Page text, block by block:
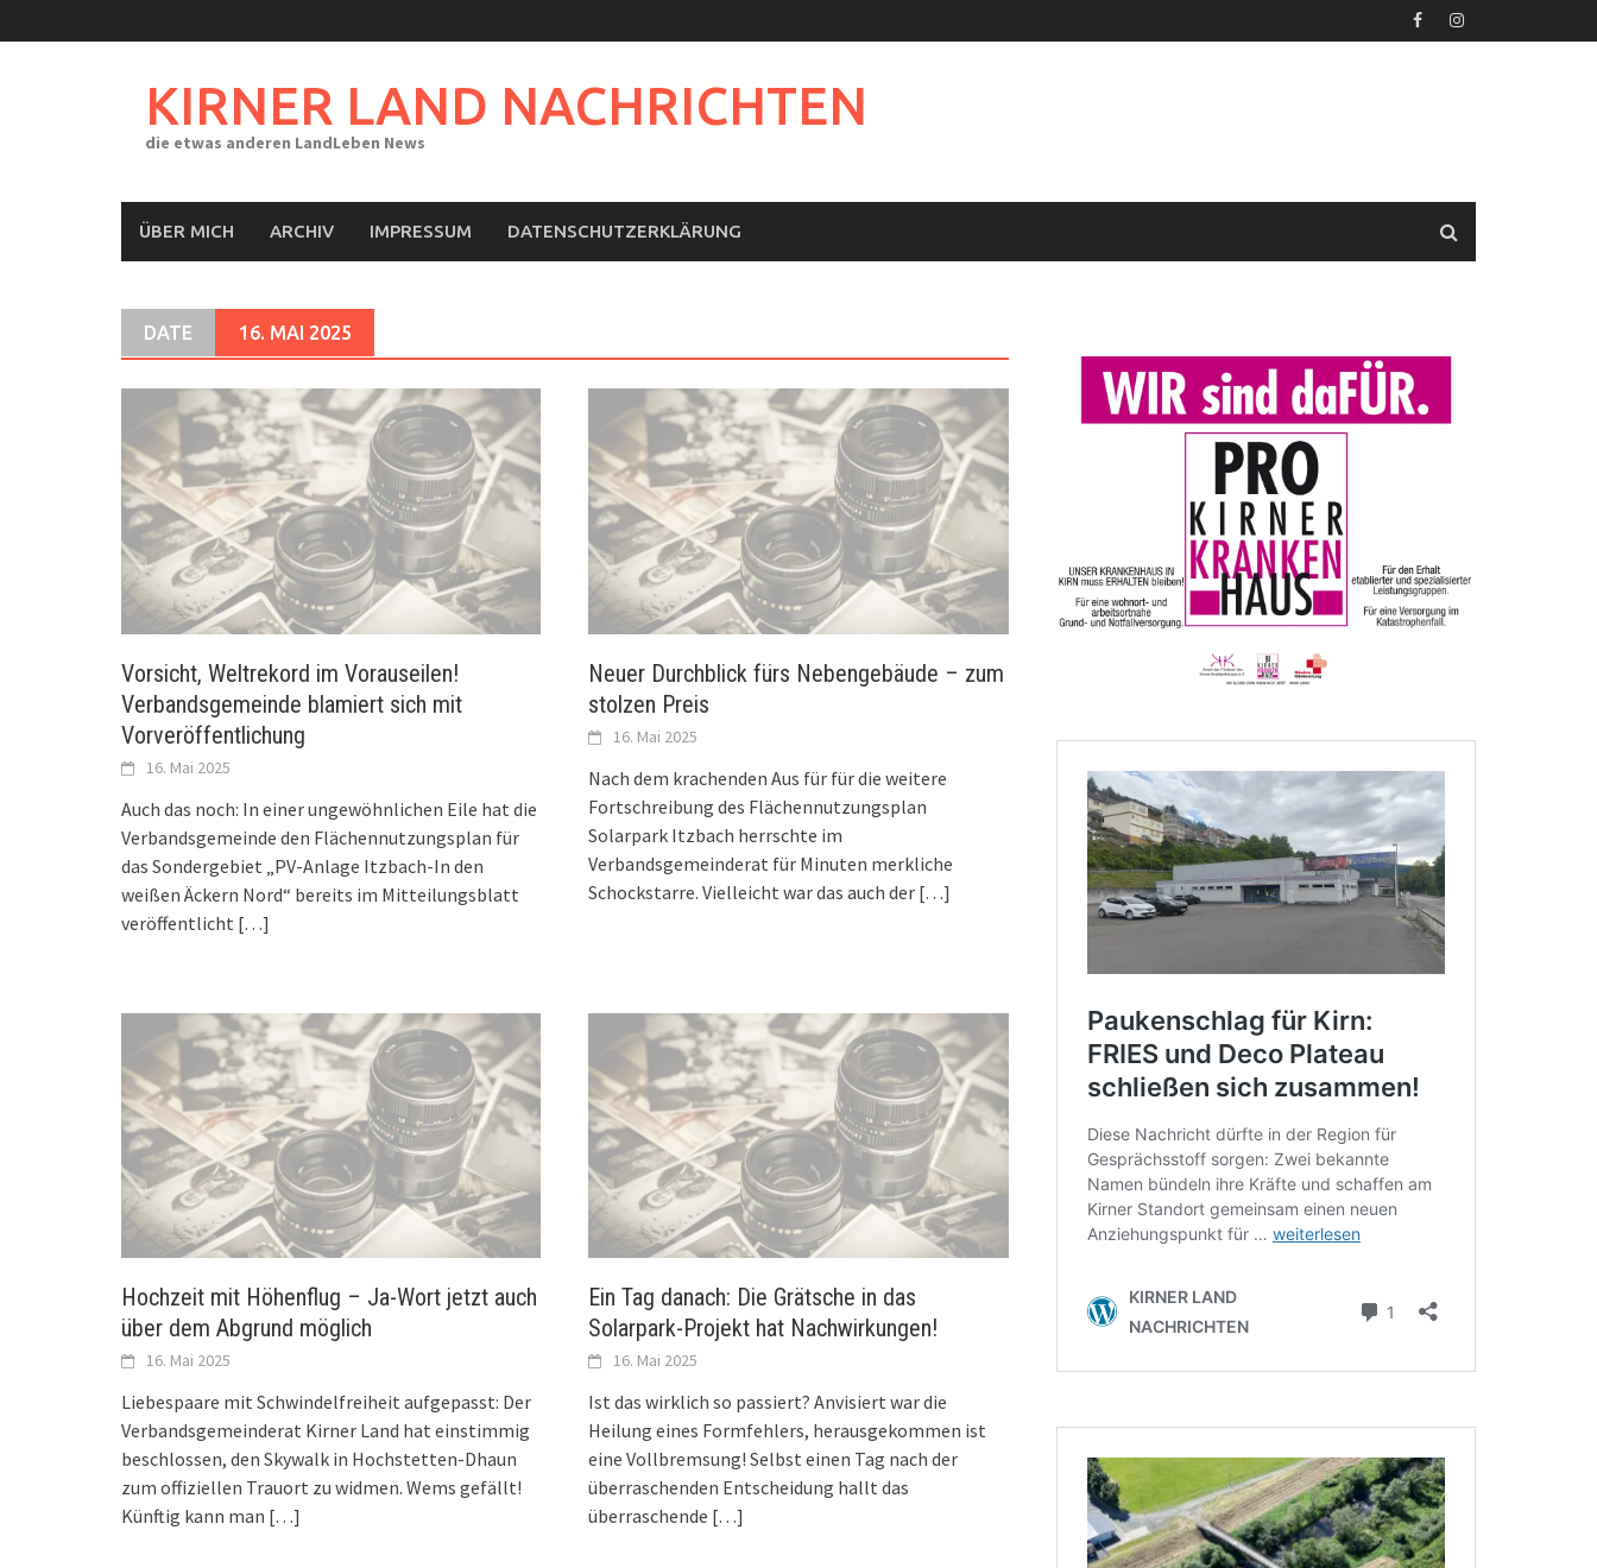
to
KIRNER LAND NACHRICHTEN
die etwas anderen LandLeben News
ÜBER MICH ARCHIV IMPRESSUM DATENSCHUTZERKLÄRUNG
DATE 16. MAI 2025
Vorsicht, Weltrekord im Vorauseilen!
Verbandsgemeinde blamiert sich mit
Vorveröffentlichung
16. Mai 2025
Auch das noch: In einer ungewöhnlichen Eile hat die
Verbandsgemeinde den Flächennutzungsplan für
das Sondergebiet „PV-Anlage Itzbach-In den
weißen Äckern Nord“ bereits im Mitteilungsblatt
veröffentlicht […]
Neuer Durchblick fürs Nebengebäude – zum
stolzen Preis
16. Mai 2025
Nach dem krachenden Aus für für die weitere
Fortschreibung des Flächennutzungsplan
Solarpark Itzbach herrschte im
Verbandsgemeinderat für Minuten merkliche
Schockstarre. Vielleicht war das auch der […]
Hochzeit mit Höhenflug – Ja-Wort jetzt auch
über dem Abgrund möglich
16. Mai 2025
Liebespaare mit Schwindelfreiheit aufgepasst: Der
Verbandsgemeinderat Kirner Land hat einstimmig
beschlossen, den Skywalk in Hochstetten-Dhaun
zum offiziellen Trauort zu widmen. Wems gefällt!
Künftig kann man […]
Ein Tag danach: Die Grätsche in das
Solarpark-Projekt hat Nachwirkungen!
16. Mai 2025
Ist das wirklich so passiert? Anvisiert war die
Heilung eines Formfehlers, herausgekommen ist
eine Vollbremsung! Selbst einen Tag nach der
überraschenden Entscheidung hallt das
überraschende […]